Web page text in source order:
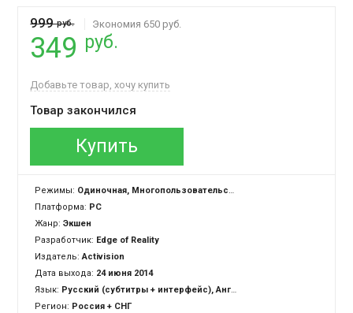
999руб. Экономия 650 руб.
349 руб.
Добавьте товар, хочу купить
Товар закончился
Купить
Режимы: Одиночная, Многопользовательская
Платформа: PC
Жанр:Экшен
Разработчик: Edge of Reality
Издатель:Activision
Дата выхода: 24 июня 2014
Язык: Русский (субтитры + интерфейс), Английский (озвучка + субтитры + интерфейс)
Регион: Россия + СНГ